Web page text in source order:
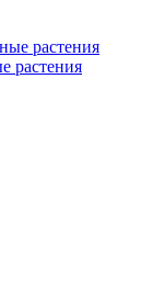
растения